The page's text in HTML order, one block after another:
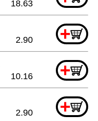
18.63
+
2.90
+
10.16
+
2.90